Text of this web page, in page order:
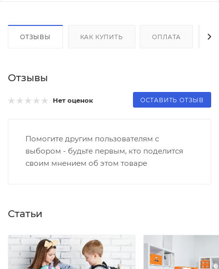
ОТЗЫВЫ КАК КУПИТЬ ОПЛАТА
Отзывы
Нет оценок ОСТАВИТЬ ОТЗЫВ
Помогите другим пользователям с
выбором - будьте первым, кто поделится
своим мнением об этом товаре
Статьи